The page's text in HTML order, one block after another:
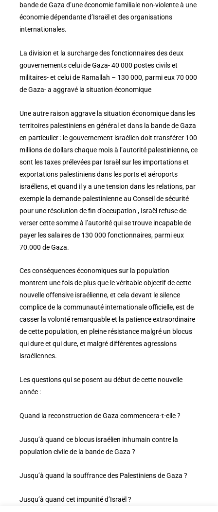
bande de Gaza d’une économie familiale non-violente à une
économie dépendante d’Israël et des organisations
internationales.
La division et la surcharge des fonctionnaires des deux
gouvernements celui de Gaza- 40 000 postes civils et
militaires- et celui de Ramallah – 130 000, parmi eux 70 000
de Gaza- a aggravé la situation économique
Une autre raison aggrave la situation économique dans les
territoires palestiniens en général et dans la bande de Gaza
en particulier : le gouvernement israélien doit transférer 100
millions de dollars chaque mois à l’autorité palestinienne, ce
sont les taxes prélevées par Israël sur les importations et
exportations palestiniens dans les ports et aéroports
israéliens, et quand il y a une tension dans les relations, par
exemple la demande palestinienne au Conseil de sécurité
pour une résolution de fin d’occupation , Israël refuse de
verser cette somme à l’autorité qui se trouve incapable de
payer les salaires de 130 000 fonctionnaires, parmi eux
70.000 de Gaza.
Ces conséquences économiques sur la population
montrent une fois de plus que le véritable objectif de cette
nouvelle offensive israélienne, et cela devant le silence
complice de la communauté internationale officielle, est de
casser la volonté remarquable et la patience extraordinaire
de cette population, en pleine résistance malgré un blocus
qui dure et qui dure, et malgré différentes agressions
israéliennes.
Les questions qui se posent au début de cette nouvelle
année :
Quand la reconstruction de Gaza commencera-t-elle ?
Jusqu’à quand ce blocus israélien inhumain contre la
population civile de la bande de Gaza ?
Jusqu’à quand la souffrance des Palestiniens de Gaza ?
Jusqu’à quand cet impunité d’Israël ?